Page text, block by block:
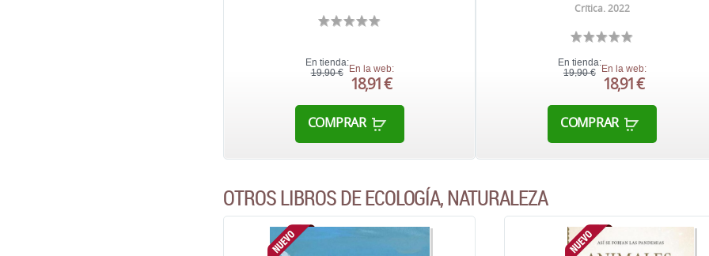
En tienda:
19,90 € En la web:
18,91 €
COMPRAR
Crítica. 2022
En tienda:
19,90 € En la web:
18,91 €
COMPRAR
OTROS LIBROS DE ECOLOGÍA, NATURALEZA